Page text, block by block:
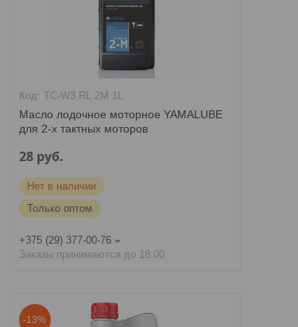
TC-W3 RL 2M 1L
Масло лодочное моторное YAMALUBE
для 2-х тактных моторов
28 руб.
Нет в наличии
Только оптом
+375 (29) 377-00-76
Заказы принимаются до 18:00
-13%